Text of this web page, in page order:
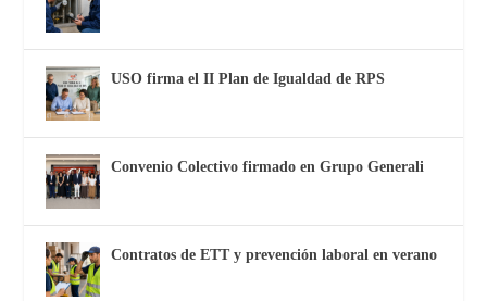
USO firma el II Plan de Igualdad de RPS
Convenio Colectivo firmado en Grupo Generali
Contratos de ETT y prevención laboral en verano